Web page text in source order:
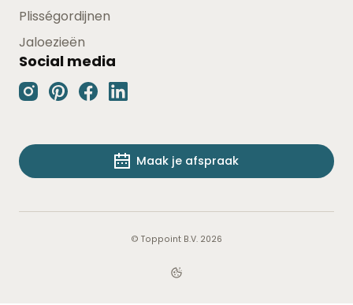
Maak je afspraak
Plisségordijnen
Jaloezieën
Social media
© Toppoint B.V. 2026